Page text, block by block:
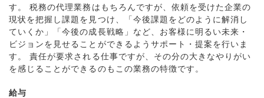
す。 税務の代理業務はもちろんですが、依頼を受けた企業の
現状を把握し課題を見つけ、「今後課題をどのように解消し
ていくか」「今後の成長戦略」など、お客様に明るい未来・
ビジョンを見せることができるようサポート・提案を行いま
す。 責任が要求される仕事ですが、その分の大きなやりがい
を感じることができるのもこの業務の特徴です。
給与